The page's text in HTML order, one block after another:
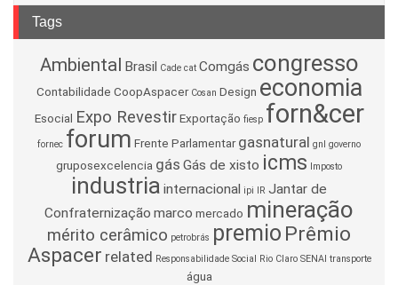
Tags
Ambiental Brasil Cade cat Comgás congresso
Contabilidade CoopAspacer Cosan Design economia
Esocial Expo Revestir Exportação fiesp forn&cer
fornec forum Frente Parlamentar gasnatural gnl governo
gruposexcelencia gás Gás de xisto icms Imposto
industria internacional ipi IR Jantar de
Confraternização marco mercado mineração
mérito cerâmico petrobrás premio Prêmio
Aspacer related Responsabilidade Social Rio Claro SENAI transporte
água